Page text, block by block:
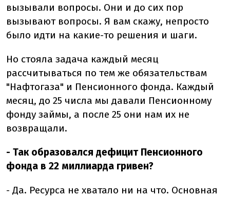
вызывали вопросы. Они и до сих пор
вызывают вопросы. Я вам скажу, непросто
было идти на какие-то решения и шаги.
Но стояла задача каждый месяц
рассчитываться по тем же обязательствам
"Нафтогаза" и Пенсионного фонда. Каждый
месяц, до 25 числа мы давали Пенсионному
фонду займы, а после 25 они нам их не
возвращали.
- Так образовался дефицит Пенсионного
фонда в 22 миллиарда гривен?
- Да. Ресурса не хватало ни на что. Основная